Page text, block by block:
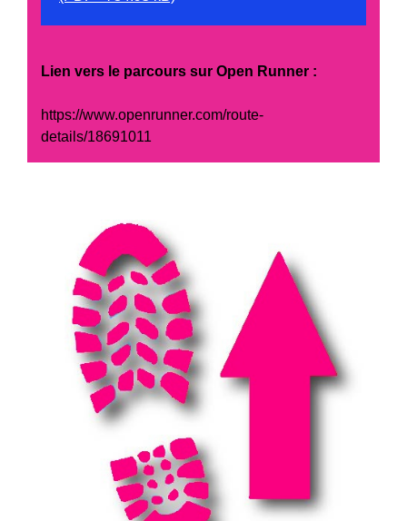
Lien vers le parcours sur Open Runner :
https://www.openrunner.com/route-
details/18691011